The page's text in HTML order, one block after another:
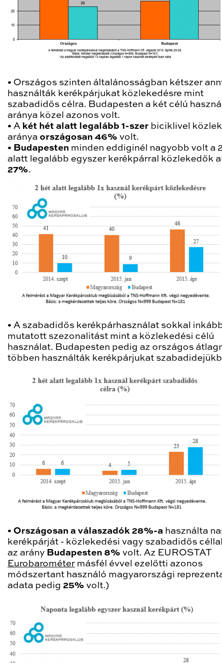
• Országos szinten általánosságban kétszer
használták kerékpárjukat közlekedésre mint
szabadidős célra. Budapesten a két célú
aránya közel azonos volt.
• A két hét alatt legalább 1-szer biciklivel
aránya országosan 46% volt.
• Budapesten minden eddiginél nagyobb volt a
alatt legalább egyszer kerékpárral közlekedők
27%.
• A szabadidős kerékpárhasználat sokkal
mutatott szezonalitást mint a közlekedési célú
használat. Budapesten pedig az országos
többen használták kerékpárjukat
• Országosan a válaszadók 28%-a használta
kerékpárját - közlekedési vagy szabadidős
az arány Budapesten 8% volt. Az EUROSTAT
Eurobarométer másfél évvel ezelőtti azonos
módszertant használó magyarországi
adata pedig 25% volt.)